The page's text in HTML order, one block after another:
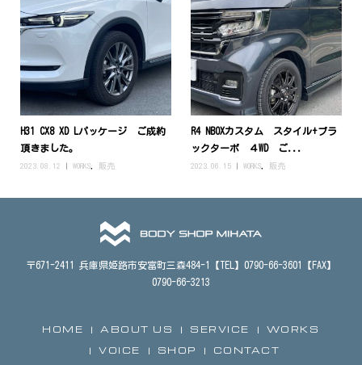
H31 CX8 XD Lパッケージ ご成約
頂きました。
2023.08.12 WORKS, 販売
R4 NBOXカスタム スタイル+ブラ
ックターボ ４WD ご...
2023.06.15 WORKS 販売
〒671-2411 兵庫県姫路市安富町三森484-1【TEL】0790-66-3601【FAX】
0790-66-3213
HOME ABOUT US SERVICE WORKS
VOICE SHOP CONTACT